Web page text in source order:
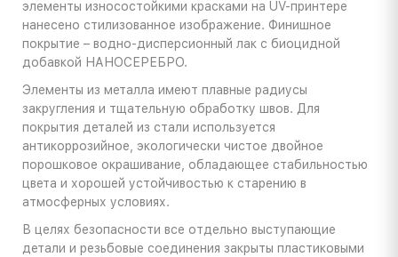
элементы износостойкими красками на UV-принтере
нанесено стилизованное изображение. Финишное
покрытие – водно-дисперсионный лак с биоцидной
добавкой НАНОСЕРЕБРО.
Элементы из металла имеют плавные радиусы
закругления и тщательную обработку швов. Для
покрытия деталей из стали используется
антикоррозийное, экологически чистое двойное
порошковое окрашивание, обладающее стабильностью
цвета и хорошей устойчивостью к старению в
атмосферных условиях.
В целях безопасности все отдельно выступающие
детали и резьбовые соединения закрыты пластиковыми